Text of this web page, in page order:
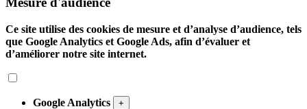
Ce site utilise des cookies de mesure et d’analyse d’audience, tels
que Google Analytics et Google Ads, afin d’évaluer et
d’améliorer notre site internet.
Google Analytics +